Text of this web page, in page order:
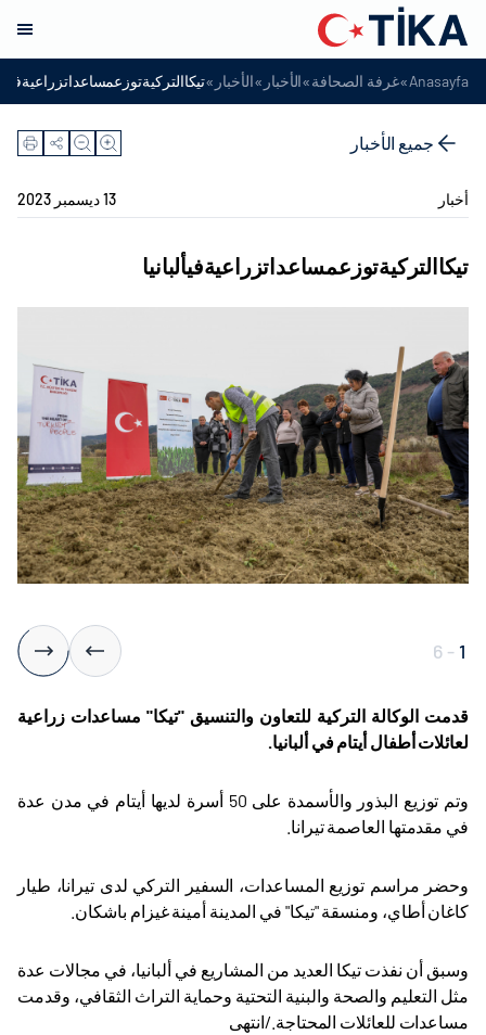
Anasayfa
»غرفة الصحافة»الأخبار »الأخبار »
جميع الأخبار
أخبار 13 ديسمبر 2023
تيكاالتركيةتوزعمساعداتزراعيةفيألبانيا
1
-
6
قدمت الوكالة التركية للتعاون والتنسيق "تيكا" مساعدات زراعية
لعائلات أطفال أيتام في ألبانيا.
وتم توزيع البذور والأسمدة على 50 أسرة لديها أيتام في مدن عدة
في مقدمتها العاصمة تيرانا
وحضر مراسم توزيع المساعدات، السفير التركي لدى تيرانا، طيار
كاغان أطاي، ومنسقة "تيكا" في المدينة أمينة غيزام باشكان
وسبق أن نفذت تيكا العديد من المشاريع في ألبانيا، في مجالات عدة
مثل التعليم والصحة والبنية التحتية وحماية التراث الثقافي، وقدمت
مساعدات للعائلات المحتاجة./انتهى